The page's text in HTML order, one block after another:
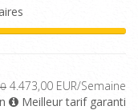
4.473,00 EUR/Semaine
Meilleur tarif garanti